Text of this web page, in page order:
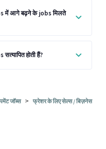
में आगे बढ़ने के jobs मिलते
होती हैं?
जॉब्स > फ्रेशर के लिए सेल्स / बिज़नेस